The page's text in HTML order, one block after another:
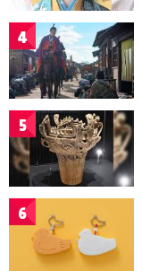
4
5
6